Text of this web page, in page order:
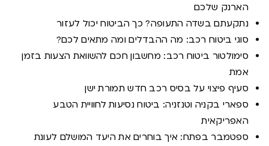
הארנק שלכם
נתקעתם בשדה התעופה? כך הביטוח יכול לעזור
סוגי ביטוח רכב: מה ההבדלים ומה מתאים לכם?
סימולטור ביטוח רכב: מחשבון חכם להשוואת הצעות בזמן
אמת
סעיף פיצוי על בסיס רכב חדש תמורת ישן
ספארי בקניה וטנזניה: ביטוח נסיעות לחוויית הטבע
האפריקאית
ספטמבר בפתח: איך בוחרים את היעד המושלם לעונת